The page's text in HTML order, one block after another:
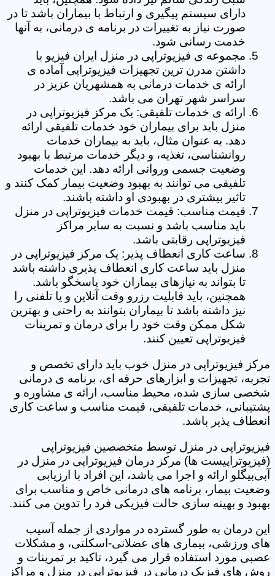
دارای سیستم پیگیری و ارتباط با بیماران باشد تا در
صورت نیاز به تغییرات در برنامه ی درمانی، به آنها
خدمت رسانی شود.
مجموعه ی فیزیوتراپی در منزل ایران فیزیو با
داشتن مدرن ترین تجهیزات فیزیوتراپی آماده ی
ارائه ی خدمات درمانی به همشهریان عزیز در
سراسر شهر تهران می باشد.
ارائه ی خدمات تلفیقی: یک مرکز فیزیوتراپی در
منزل باید برای بیماران خود خدمات تلفیقی ارائه
دهد. به عنوان مثال، باید به بیماران خدمات
روانشناسی، تغذیه، و دیگر خدمات مرتبط با بهبود
وضعیت جسمی وروانی ارائه دهد. این خدمات
تلفیقی می توانند به بهبود وضعیت بیمار کمک کنند و
تاثیر بیشتری در بهبودی او داشته باشند.
قیمت مناسب: قیمت خدمات فیزیوتراپی در منزل
باید مناسب باشد و نسبت به سایر مراکز
فیزیوتراپی رقابتی باشد.
ساعت کاری انعطاف پذیر: یک مرکز فیزیوتراپی در
منزل باید ساعت کاری انعطاف پذیری داشته باشد
تا بتواند به نیازهای بیماران خود پاسخگو باشد.
همچنین، باید قابلیت رزرو وقت آنلاین و یا تلفنی را
نیز داشته باشد تا بیماران بتوانند به راحتی و بهترین
شکل ممکن وقت خود را برای درمان و تمرینات
فیزیوتراپی تعیین کنند.
مرکز فیزیوتراپی در منزل خوب باید دارای تخصص و
تجربه، تجهیزات و ابزارهای حرفه ای، برنامه ی درمانی
شخصی سازی شده، محیط مناسب، ارائه ی مشاوره و
پشتیبانی، خدمات تلفیقی، قیمت مناسب و ساعت کاری
انعطاف پذیر باشد.
فیزیوتراپی در منزل توسط متخصصین فیزیوتراپی
(فیزیوتراپیست ها) مرکز درمان فیزیوتراپی در منزل در
آبی‌بیگلو ارائه و اجرا می باشد، این افراد با ارزیابی
وضعیت بیمار، برنامه های درمانی خاص و مناسب برای
بهبود و بهینه سازی حالت فیزیکی فرد را تدوین می کنند.
این درمان به طور گسترده در مواردی از جمله آسیب
های ورزشی، بیماری های عضلانی-اسکلتی، و مشکلات
عصبی مورد استفاده قرار می گیرد، تاکید بر تمرینات و
روش های فیزیک درمانی در فیزیوتراپی در منزل و مراکز